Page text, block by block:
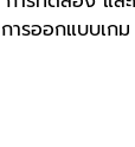
อกแบบเกม